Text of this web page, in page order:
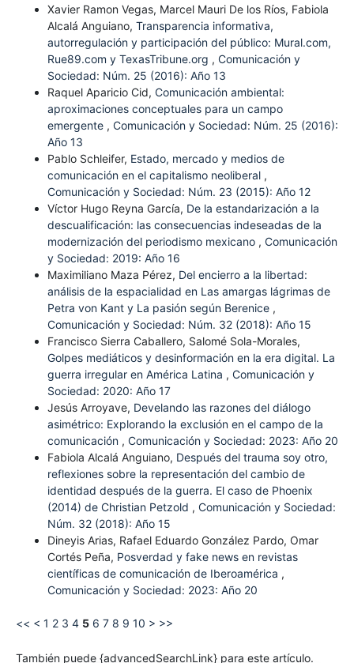
Xavier Ramon Vegas, Marcel Mauri De los Ríos, Fabiola
Alcalá Anguiano, Transparencia informativa,
autorregulación y participación del público: Mural.com,
Rue89.com y TexasTribune.org , Comunicación y
Sociedad: Núm. 25 (2016): Año 13
Raquel Aparicio Cid, Comunicación ambiental:
aproximaciones conceptuales para un campo
emergente , Comunicación y Sociedad: Núm. 25 (2016):
Año 13
Pablo Schleifer, Estado, mercado y medios de
comunicación en el capitalismo neoliberal ,
Comunicación y Sociedad: Núm. 23 (2015): Año 12
Víctor Hugo Reyna García, De la estandarización a la
descualificación: las consecuencias indeseadas de la
modernización del periodismo mexicano , Comunicación
y Sociedad: 2019: Año 16
Maximiliano Maza Pérez, Del encierro a la libertad:
análisis de la espacialidad en Las amargas lágrimas de
Petra von Kant y La pasión según Berenice ,
Comunicación y Sociedad: Núm. 32 (2018): Año 15
Francisco Sierra Caballero, Salomé Sola-Morales,
Golpes mediáticos y desinformación en la era digital. La
guerra irregular en América Latina , Comunicación y
Sociedad: 2020: Año 17
Jesús Arroyave, Develando las razones del diálogo
asimétrico: Explorando la exclusión en el campo de la
comunicación , Comunicación y Sociedad: 2023: Año 20
Fabiola Alcalá Anguiano, Después del trauma soy otro,
reflexiones sobre la representación del cambio de
identidad después de la guerra. El caso de Phoenix
(2014) de Christian Petzold , Comunicación y Sociedad:
Núm. 32 (2018): Año 15
Dineyis Arias, Rafael Eduardo González Pardo, Omar
Cortés Peña, Posverdad y fake news en revistas
científicas de comunicación de Iberoamérica ,
Comunicación y Sociedad: 2023: Año 20
<< < 1 2 3 4 5 6 7 8 9 10 > >>
También puede {advancedSearchLink} para este artículo.